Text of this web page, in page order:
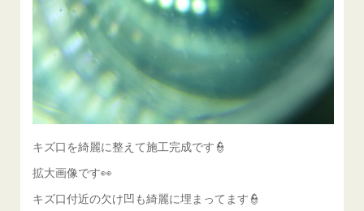
キズ口を綺麗に整えて施工完成です👮
拡大画像です👀
キズ口付近の欠け凹も綺麗に埋まってます👮